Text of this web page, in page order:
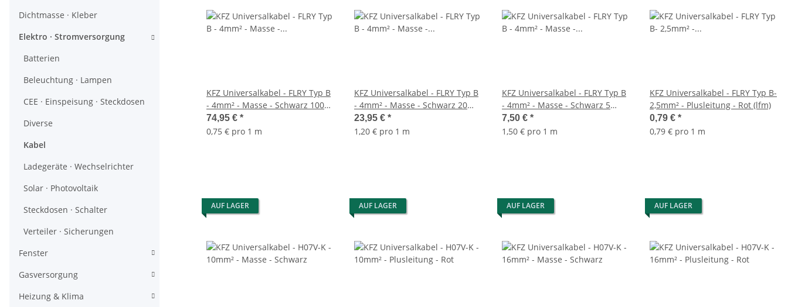
KFZ Universalkabel - FLRY Typ B
- 4mm² - Masse - Schwarz 100
Meter
74,95 € *
0,75 € pro 1 m
KFZ Universalkabel - FLRY Typ B
- 4mm² - Masse - Schwarz 20
Meter
23,95 € *
1,20 € pro 1 m
KFZ Universalkabel - FLRY Typ B
- 4mm² - Masse - Schwarz 5
Meter
7,50 € *
1,50 € pro 1 m
KFZ Universalkabel - FLRY Typ B-
2,5mm² - Plusleitung - Rot (lfm)
0,79 € *
0,79 € pro 1 m
AUF LAGER AUF LAGER AUF LAGER AUF LAGER
Dichtmasse · Kleber
Elektro · Stromversorgung
Batterien
Beleuchtung · Lampen
CEE · Einspeisung · Steckdosen
Diverse
Kabel
Ladegeräte · Wechselrichter
Solar · Photovoltaik
Steckdosen · Schalter
Verteiler · Sicherungen
Fenster
Gasversorgung
Heizung & Klima